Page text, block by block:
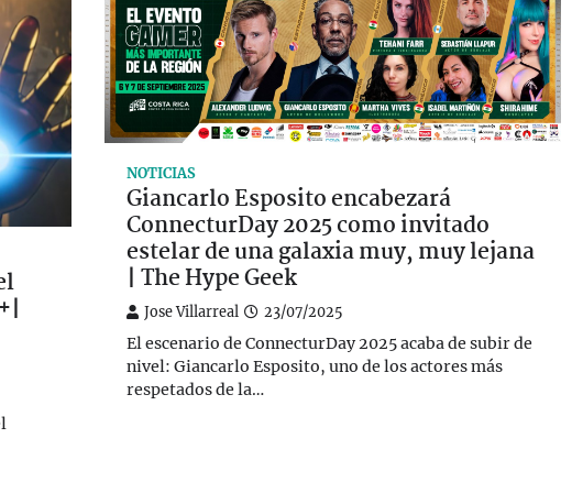
NOTICIAS
Giancarlo Esposito encabezará
ConnecturDay 2025 como invitado
estelar de una galaxia muy, muy lejana
| The Hype Geek
Jose Villarreal 23/07/2025
El escenario de ConnecturDay 2025 acaba de subir de
nivel: Giancarlo Esposito, uno de los actores más
respetados de la…